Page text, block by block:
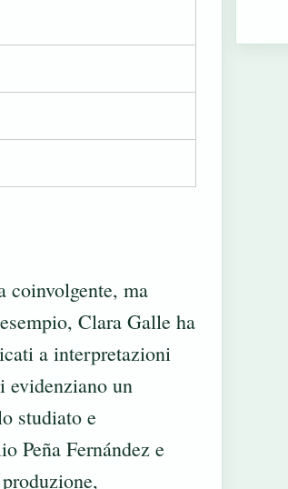
coinvolgente, ma
Clara Galle ha
a interpretazioni
evidenziano un
studiato e
Peña Fernández e